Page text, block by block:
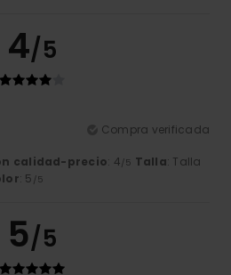
4/5
Compra verificada
calidad-precio: 4/5 Talla: Talla
: 5 /5
5/5